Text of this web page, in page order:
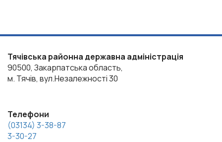
Тячівська районна державна адміністрація
90500, Закарпатська область,
м. Тячів, вул.Незалежності 30
Телефони
(03134) 3-38-87
3-30-27